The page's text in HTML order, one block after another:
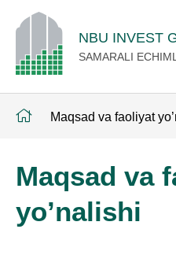
NBU INVEST
SAMARALI
Maqsad va faoliyat
Maqsad va
yo’nalishi